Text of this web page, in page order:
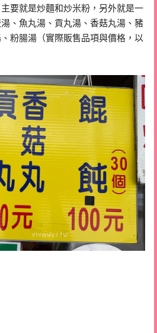
要就是炒麵和炒米粉，另外就是一
、魚丸湯、貢丸湯、香菇丸湯、豬
粉腸湯（實際販售品項與價格，以